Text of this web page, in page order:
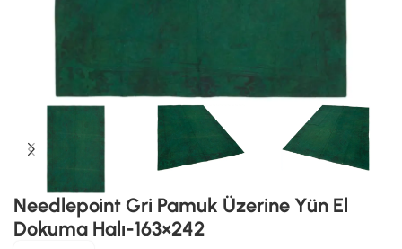
Needlepoint Gri Pamuk Üzerine Yün El
Dokuma Halı-163×242